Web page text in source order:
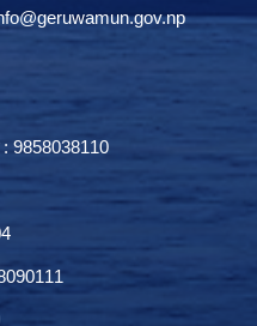
: 9858038110